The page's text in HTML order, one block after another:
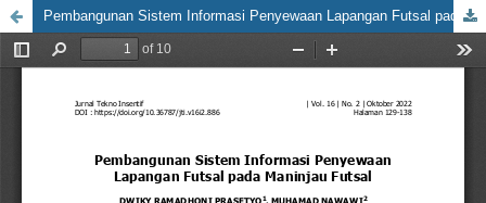
Pembangunan Sistem Informasi Penyewaan Lapangan Futsal pada Maninjau Futsal